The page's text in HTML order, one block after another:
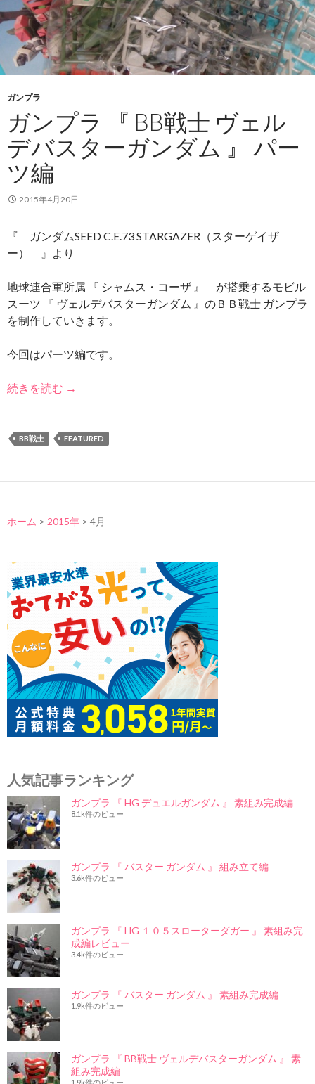
ガンプラ
ガンプラ 『 BB戦士 ヴェル
デバスターガンダム 』 パー
ツ編
2015年4月20日
『 ガンダムSEED C.E.73 STARGAZER（スターゲイザ
ー） 』より
地球連合軍所属 『 シャムス・コーザ 』 が搭乗するモビル
スーツ 『 ヴェルデバスターガンダム 』のＢＢ戦士 ガンプラ
を制作していきます。
今回はパーツ編です。
続きを読む →
BB戦士 FEATURED
ホーム > 2015年 > 4月
人気記事ランキング
ガンプラ 『 HG デュエルガンダム 』 素組み完成編
8.1k件のビュー
ガンプラ 『 バスター ガンダム 』 組み立て編
3.6k件のビュー
ガンプラ 『 HG １０５スローターダガー 』 素組み完
成編レビュー
3.4k件のビュー
ガンプラ 『 バスター ガンダム 』 素組み完成編
1.9k件のビュー
ガンプラ 『 BB戦士 ヴェルデバスターガンダム 』 素
組み完成編